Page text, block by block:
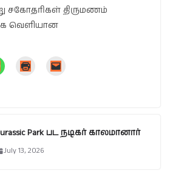
திருமணம்
வெளியான
Park பட நடிகர் காலமானார்
July 13, 2026